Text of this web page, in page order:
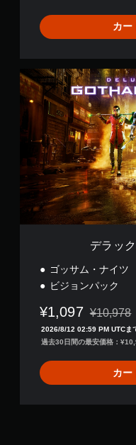
カー
デ
ラ
ッ
ク
・
デ
ィ
シ
デラッ
ゴッサム・ナイツ
ビジョンパック
¥1,097 通常価格
¥10,978
2026/8/12 02:59 PM UTCま
過去30日間の最安価格：
カー